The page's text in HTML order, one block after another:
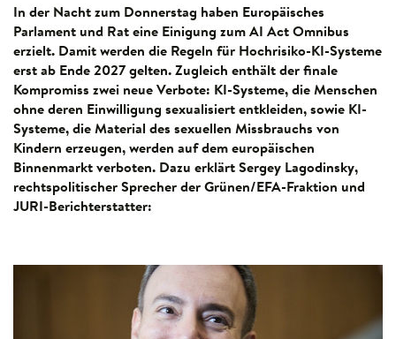
In der Nacht zum Donnerstag haben Europäisches
Parlament und Rat eine Einigung zum AI Act Omnibus
erzielt. Damit werden die Regeln für Hochrisiko-KI-Systeme
erst ab Ende 2027 gelten. Zugleich enthält der finale
Kompromiss zwei neue Verbote: KI-Systeme, die Menschen
ohne deren Einwilligung sexualisiert entkleiden, sowie KI-
Systeme, die Material des sexuellen Missbrauchs von
Kindern erzeugen, werden auf dem europäischen
Binnenmarkt verboten. Dazu erklärt Sergey Lagodinsky,
rechtspolitischer Sprecher der Grünen/EFA-Fraktion und
JURI-Berichterstatter: